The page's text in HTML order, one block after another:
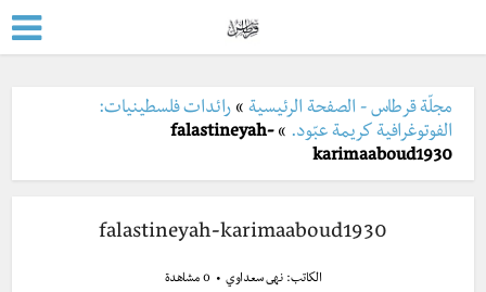
مجلّة قرطاس - الصفحة الرئيسية »رائدات فلسطينيات:
الفوتوغرافية كريمة عبّود. »
falastineyah-
karimaaboud1930
falastineyah-karimaaboud1930
الكاتب:نهى سعداوي 0 مشاهدة